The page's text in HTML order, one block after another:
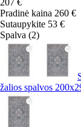
Pradinė kaina 260 €
Sutaupykite 53 €
Spalva (2)
žalios spalvos